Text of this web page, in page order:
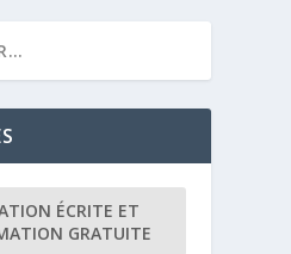
ÉCRITE ET
GRATUITE